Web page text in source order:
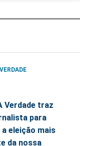
Verdade traz
para
eleição mais
da nossa